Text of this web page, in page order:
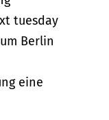
tuesday
Berlin
eine